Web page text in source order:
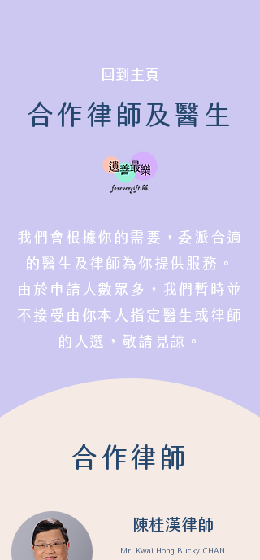
​回到主頁
​合作律師及醫生
我們會根據你的需要，委派合適
的醫生及律師為你提供服務。
由於申請人數眾多，我們暫時並
不接受由你本人指定醫生或律師
的人選，敬請見諒。
​合作律師
陳桂漢律師
Mr. Kwai Hong Bucky CHAN